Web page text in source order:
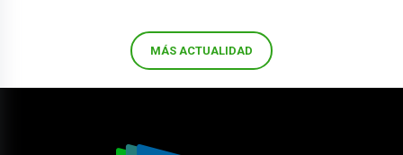
MÁS ACTUALIDAD